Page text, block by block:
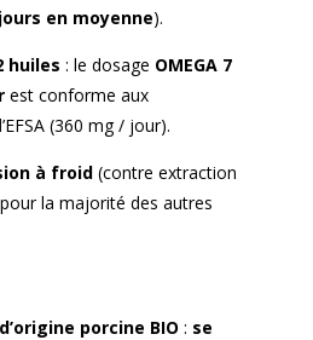
en moyenne).
huiles : le dosage OMEGA 7
est conforme aux
(360 mg / jour).
à froid(contre extraction
pour la majorité des autres
porcine BIO : se